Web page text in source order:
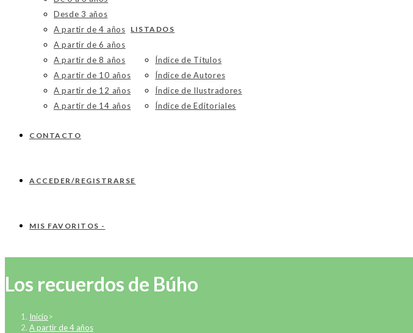
Desde 3 años
A partir de 4 años
A partir de 6 años
A partir de 8 años
A partir de 10 años
A partir de 12 años
A partir de 14 años
LISTADOS
Índice de Títulos
Índice de Autores
Índice de Ilustradores
Índice de Editoriales
CONTACTO
ACCEDER/REGISTRARSE
MIS FAVORITOS -
Los recuerdos de Búho
Inicio>
A partir de 4 años